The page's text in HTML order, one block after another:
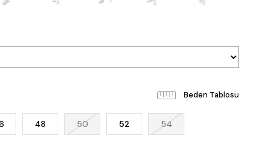
Beden Tablosu
48 50 52 54